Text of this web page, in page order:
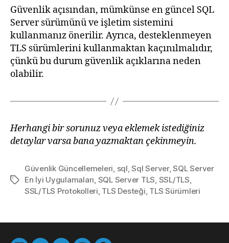
Güvenlik açısından, mümkünse en güncel SQL
Server sürümünü ve işletim sistemini
kullanmanız önerilir. Ayrıca, desteklenmeyen
TLS sürümlerini kullanmaktan kaçınılmalıdır,
çünkü bu durum güvenlik açıklarına neden
olabilir.
Herhangi bir sorunuz veya eklemek istediğiniz
detaylar varsa bana yazmaktan çekinmeyin.
Etiketler
Güvenlik Güncellemeleri, sql,Sql Server,SQL Server
En İyi Uygulamaları, SQL Server TLS, SSL/TLS,
SSL/TLS Protokolleri, TLS Desteği, TLS Sürümleri